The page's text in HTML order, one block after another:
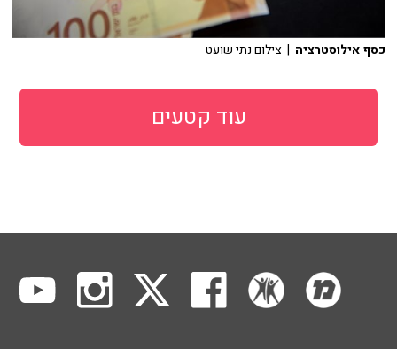
כסף אילוסטרציה | צילום נתי שועט
עוד קטעים